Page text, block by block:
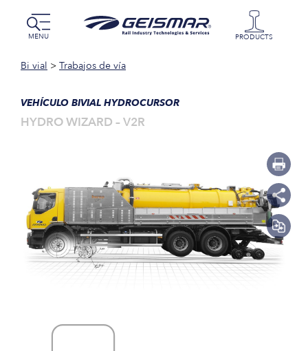
MENU PRODUCTS
Bi vial > Trabajos de vía
VEHÍCULO BIVIAL HYDROCURSOR
HYDRO WIZARD – V2R